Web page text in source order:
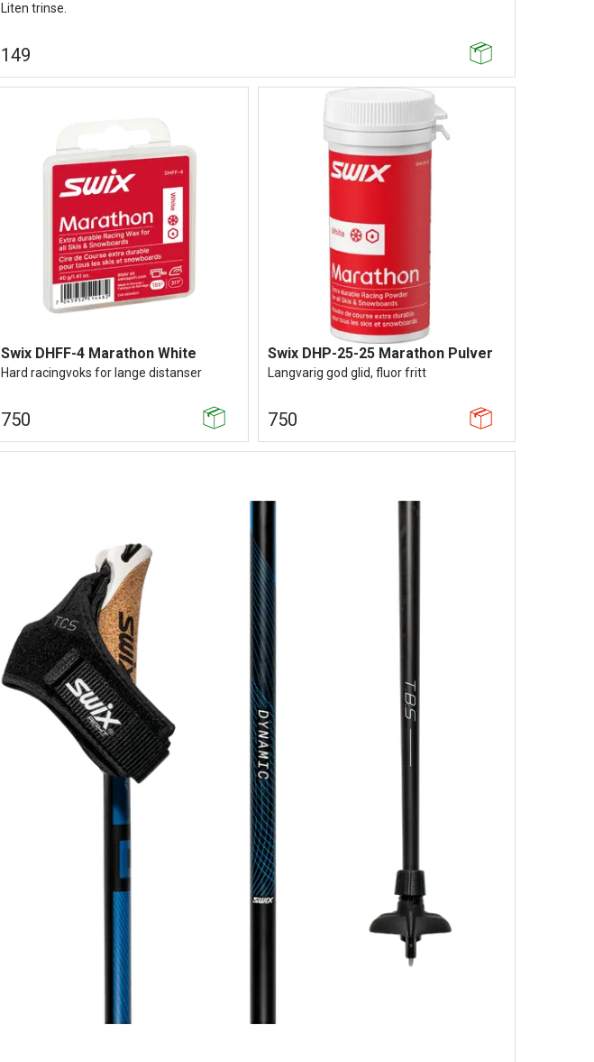
Liten trinse.
149
Swix DHFF-4 Marathon White
Hard racingvoks for lange distanser
750
Swix DHP-25-25 Marathon Pulver
Langvarig god glid, fluor fritt
750